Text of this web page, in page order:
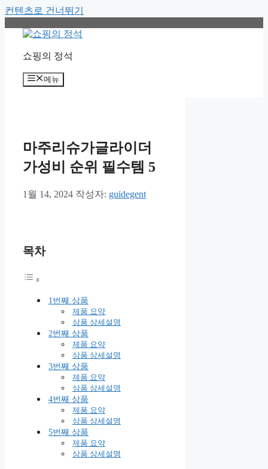
컨텐츠로 건너뛰기
쇼핑의 정석
메뉴
마주리슈가글라이더
가성비 순위 필수템 5
1월 14, 2024 작성자: guidegent
목차
1번째 상품
제품 요약
상품 상세설명
2번째 상품
제품 요약
상품 상세설명
3번째 상품
제품 요약
상품 상세설명
4번째 상품
제품 요약
상품 상세설명
5번째 상품
제품 요약
상품 상세설명